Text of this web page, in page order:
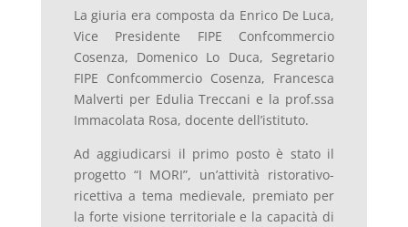
La giuria era composta da Enrico De Luca,
Vice Presidente FIPE Confcommercio
Cosenza, Domenico Lo Duca, Segretario
FIPE Confcommercio Cosenza, Francesca
Malverti per Edulia Treccani e la prof.ssa
Immacolata Rosa, docente dell’istituto.
Ad aggiudicarsi il primo posto è stato il
progetto “I MORI”, un’attività ristorativo-
ricettiva a tema medievale, premiato per
la forte visione territoriale e la capacità di